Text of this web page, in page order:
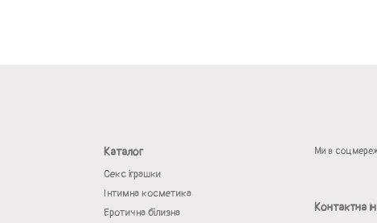
Каталог
Секс іграшки
Інтимна косметика
Еротична білизна
Ми в
Контактна